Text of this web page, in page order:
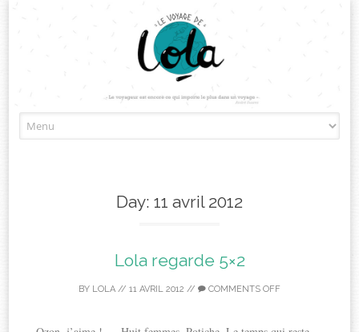
to
Day: 11 avril 2012
Lola regarde 5×2
BY LOLA // 11 AVRIL 2012 // COMMENTS OFF